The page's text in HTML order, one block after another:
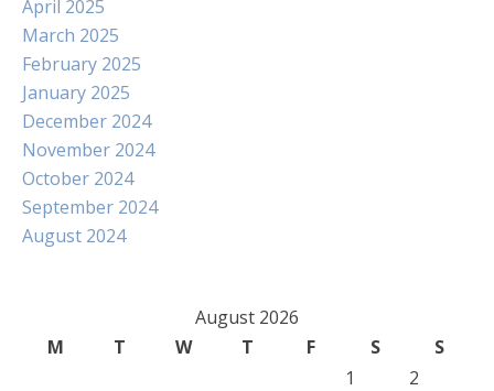
April 2025
March 2025
February 2025
January 2025
December 2024
November 2024
October 2024
September 2024
August 2024
August 2026
M
T W T F S
S
1
2